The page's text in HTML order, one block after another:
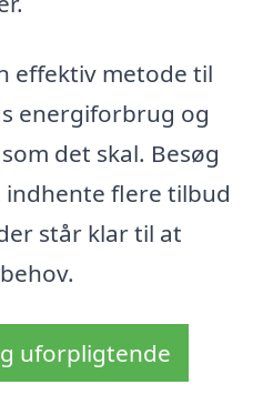
effektiv metode til
energiforbrug og
det skal. Besøg
flere tilbud
står klar til at
uforpligtende